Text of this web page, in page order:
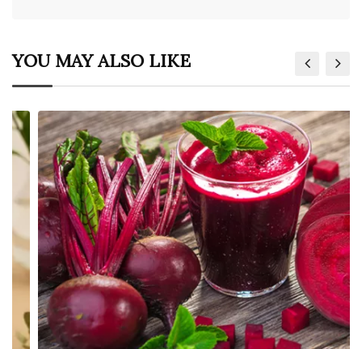
YOU MAY ALSO LIKE